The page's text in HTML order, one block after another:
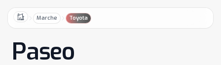
HomeMarche Toyota
Paseo